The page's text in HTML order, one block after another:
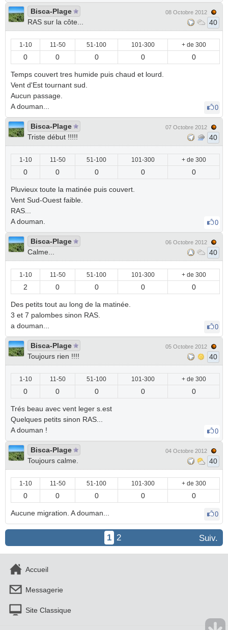
Bisca-Plage
RAS sur la côte...
08 Octobre 2012
40
1-10 11-50 51-100 101-300 + de 300
0 0 0 0 0
Temps couvert tres humide puis chaud et lourd.
Vent d'Est tournant sud.
Aucun passage.
A douman...
0
Bisca-Plage
Triste début !!!!!
07 Octobre 2012
40
1-10 11-50 51-100 101-300 + de 300
0 0 0 0 0
Pluvieux toute la matinée puis couvert.
Vent Sud-Ouest faible.
RAS...
A douman.
0
Bisca-Plage
Calme...
06 Octobre 2012
40
1-10 11-50 51-100 101-300 + de 300
2 0 0 0 0
Des petits tout au long de la matinée.
3 et 7 palombes sinon RAS.
a douman...
0
Bisca-Plage
Toujours rien !!!!
05 Octobre 2012
40
1-10 11-50 51-100 101-300 + de 300
0 0 0 0 0
Trés beau avec vent leger s.est
Quelques petits sinon RAS...
A douman !
0
Bisca-Plage
Toujours calme.
04 Octobre 2012
40
1-10 11-50 51-100 101-300 + de 300
0 0 0 0 0
Aucune migration. A douman... 0
Suiv.
1 2
Accueil
Messagerie
Site Classique